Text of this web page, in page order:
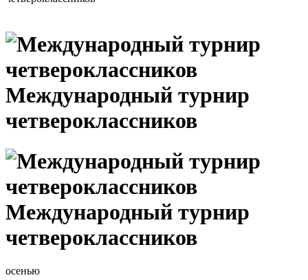
Международный турнир
четвероклассников
Международный турнир
четвероклассников
осенью